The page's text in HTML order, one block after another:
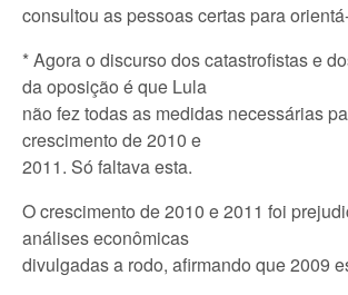
consultou as pessoas certas para
* Agora o discurso dos catastrofistas e
da oposição é que Lula
não fez todas as medidas necessárias
crescimento de 2010 e
2011. Só faltava esta.
O crescimento de 2010 e 2011 foi
análises econômicas
divulgadas a rodo, afirmando que 2009